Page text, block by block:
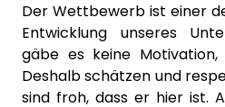
Der Wettbewerb ist einer
Entwicklung unseres
gäbe es keine Motivation,
Deshalb schätzen und
sind froh, dass er hier ist.